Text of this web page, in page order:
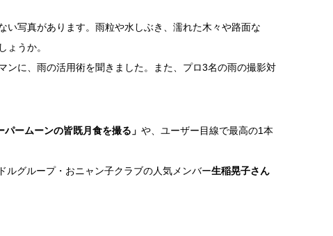
写真があります。雨粒や水しぶき、濡れた木々や路面な
ょうか。
に、雨の活用術を聞きました。また、プロ3名の雨の撮影対
パームーンの皆既月食を撮る」 や、ユーザー目線で最高の1本
ルグループ・おニャン子クラブの人気メンバー生稲晃子さん